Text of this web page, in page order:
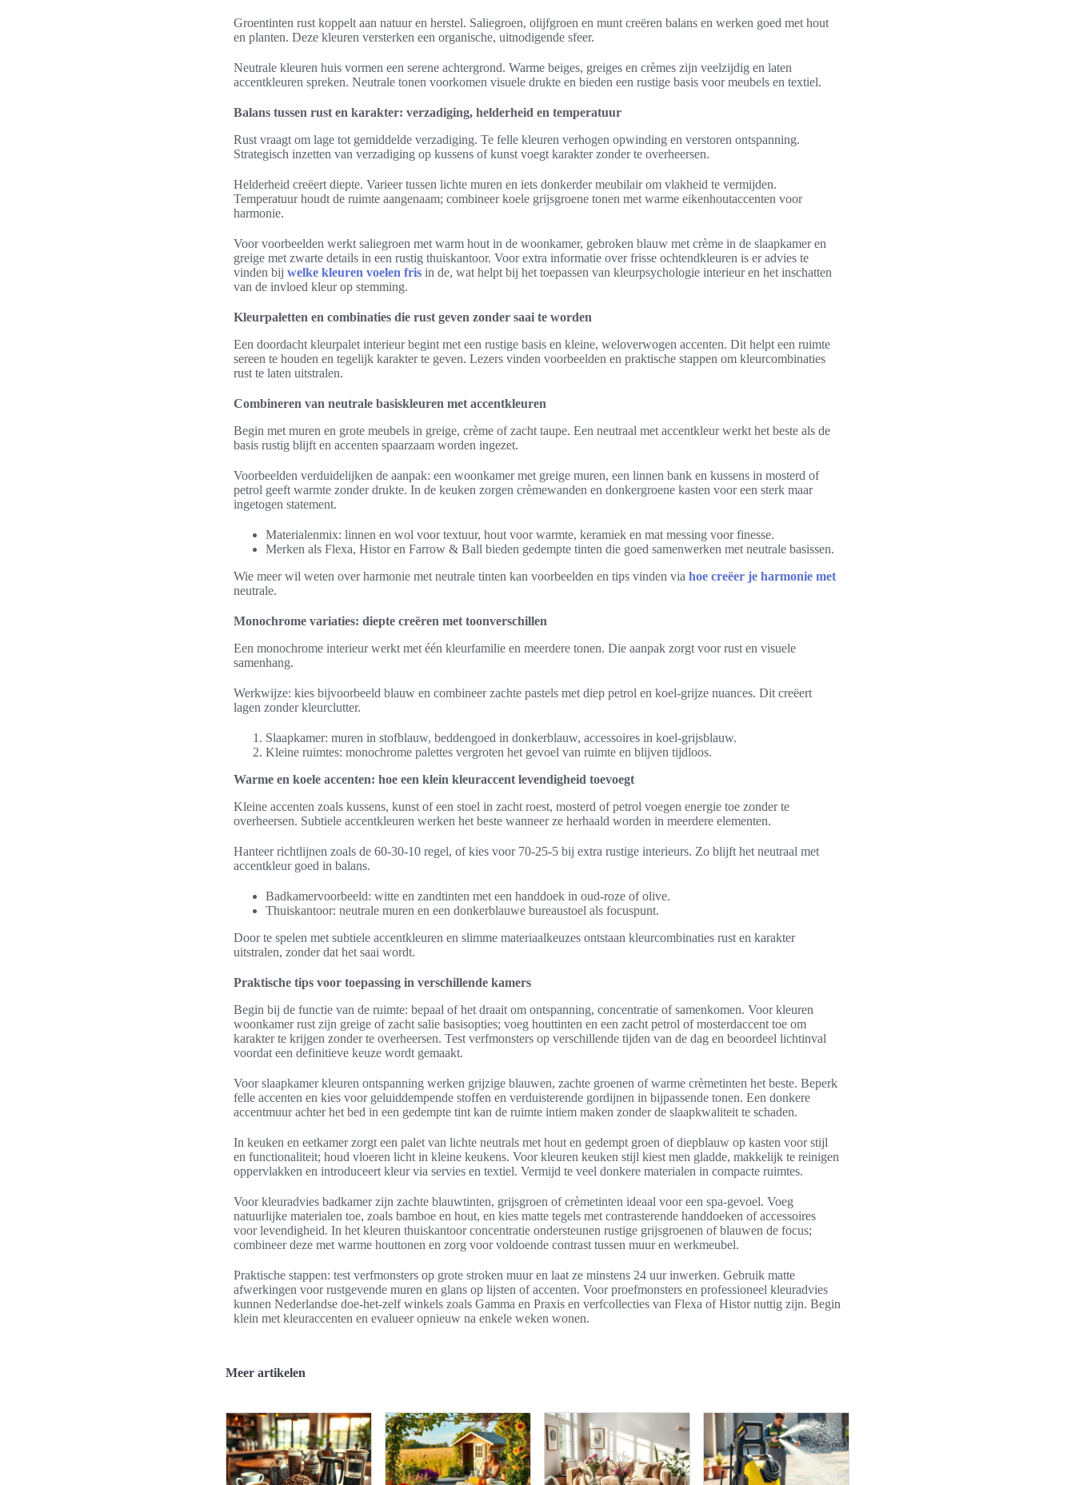
Groentinten rust koppelt aan natuur en herstel. Saliegroen, olijfgroen en munt creëren balans en werken goed met hout
en planten. Deze kleuren versterken een organische, uitnodigende sfeer.
Neutrale kleuren huis vormen een serene achtergrond. Warme beiges, greiges en crèmes zijn veelzijdig en laten
accentkleuren spreken. Neutrale tonen voorkomen visuele drukte en bieden een rustige basis voor meubels en textiel.
Balans tussen rust en karakter: verzadiging, helderheid en temperatuur
Rust vraagt om lage tot gemiddelde verzadiging. Te felle kleuren verhogen opwinding en verstoren ontspanning.
Strategisch inzetten van verzadiging op kussens of kunst voegt karakter zonder te overheersen.
Helderheid creëert diepte. Varieer tussen lichte muren en iets donkerder meubilair om vlakheid te vermijden.
Temperatuur houdt de ruimte aangenaam; combineer koele grijsgroene tonen met warme eikenhoutaccenten voor
harmonie.
Voor voorbeelden werkt saliegroen met warm hout in de woonkamer, gebroken blauw met crème in de slaapkamer en
greige met zwarte details in een rustig thuiskantoor. Voor extra informatie over frisse ochtendkleuren is er advies te
vinden bij welke kleuren voelen fris in de, wat helpt bij het toepassen van kleurpsychologie interieur en het inschatten
van de invloed kleur op stemming.
Kleurpaletten en combinaties die rust geven zonder saai te worden
Een doordacht kleurpalet interieur begint met een rustige basis en kleine, weloverwogen accenten. Dit helpt een ruimte
sereen te houden en tegelijk karakter te geven. Lezers vinden voorbeelden en praktische stappen om kleurcombinaties
rust te laten uitstralen.
Combineren van neutrale basiskleuren met accentkleuren
Begin met muren en grote meubels in greige, crème of zacht taupe. Een neutraal met accentkleur werkt het beste als de
basis rustig blijft en accenten spaarzaam worden ingezet.
Voorbeelden verduidelijken de aanpak: een woonkamer met greige muren, een linnen bank en kussens in mosterd of
petrol geeft warmte zonder drukte. In de keuken zorgen crèmewanden en donkergroene kasten voor een sterk maar
ingetogen statement.
Materialenmix: linnen en wol voor textuur, hout voor warmte, keramiek en mat messing voor finesse.
Merken als Flexa, Histor en Farrow & Ball bieden gedempte tinten die goed samenwerken met neutrale basissen.
Wie meer wil weten over harmonie met neutrale tinten kan voorbeelden en tips vinden via hoe creëer je harmonie met
neutrale.
Monochrome variaties: diepte creëren met toonverschillen
Een monochrome interieur werkt met één kleurfamilie en meerdere tonen. Die aanpak zorgt voor rust en visuele
samenhang.
Werkwijze: kies bijvoorbeeld blauw en combineer zachte pastels met diep petrol en koel-grijze nuances. Dit creëert
lagen zonder kleurclutter.
Slaapkamer: muren in stofblauw, beddengoed in donkerblauw, accessoires in koel-grijsblauw.
Kleine ruimtes: monochrome palettes vergroten het gevoel van ruimte en blijven tijdloos.
Warme en koele accenten: hoe een klein kleuraccent levendigheid toevoegt
Kleine accenten zoals kussens, kunst of een stoel in zacht roest, mosterd of petrol voegen energie toe zonder te
overheersen. Subtiele accentkleuren werken het beste wanneer ze herhaald worden in meerdere elementen.
Hanteer richtlijnen zoals de 60-30-10 regel, of kies voor 70-25-5 bij extra rustige interieurs. Zo blijft het neutraal met
accentkleur goed in balans.
Badkamervoorbeeld: witte en zandtinten met een handdoek in oud-roze of olive.
Thuiskantoor: neutrale muren en een donkerblauwe bureaustoel als focuspunt.
Door te spelen met subtiele accentkleuren en slimme materiaalkeuzes ontstaan kleurcombinaties rust en karakter
uitstralen, zonder dat het saai wordt.
Praktische tips voor toepassing in verschillende kamers
Begin bij de functie van de ruimte: bepaal of het draait om ontspanning, concentratie of samenkomen. Voor kleuren
woonkamer rust zijn greige of zacht salie basisopties; voeg houttinten en een zacht petrol of mosterdaccent toe om
karakter te krijgen zonder te overheersen. Test verfmonsters op verschillende tijden van de dag en beoordeel lichtinval
voordat een definitieve keuze wordt gemaakt.
Voor slaapkamer kleuren ontspanning werken grijzige blauwen, zachte groenen of warme crèmetinten het beste. Beperk
felle accenten en kies voor geluiddempende stoffen en verduisterende gordijnen in bijpassende tonen. Een donkere
accentmuur achter het bed in een gedempte tint kan de ruimte intiem maken zonder de slaapkwaliteit te schaden.
In keuken en eetkamer zorgt een palet van lichte neutrals met hout en gedempt groen of diepblauw op kasten voor stijl
en functionaliteit; houd vloeren licht in kleine keukens. Voor kleuren keuken stijl kiest men gladde, makkelijk te reinigen
oppervlakken en introduceert kleur via servies en textiel. Vermijd te veel donkere materialen in compacte ruimtes.
Voor kleuradvies badkamer zijn zachte blauwtinten, grijsgroen of crèmetinten ideaal voor een spa-gevoel. Voeg
natuurlijke materialen toe, zoals bamboe en hout, en kies matte tegels met contrasterende handdoeken of accessoires
voor levendigheid. In het kleuren thuiskantoor concentratie ondersteunen rustige grijsgroenen of blauwen de focus;
combineer deze met warme houttonen en zorg voor voldoende contrast tussen muur en werkmeubel.
Praktische stappen: test verfmonsters op grote stroken muur en laat ze minstens 24 uur inwerken. Gebruik matte
afwerkingen voor rustgevende muren en glans op lijsten of accenten. Voor proefmonsters en professioneel kleuradvies
kunnen Nederlandse doe-het-zelf winkels zoals Gamma en Praxis en verfcollecties van Flexa of Histor nuttig zijn. Begin
klein met kleuraccenten en evalueer opnieuw na enkele weken wonen.
Meer artikelen